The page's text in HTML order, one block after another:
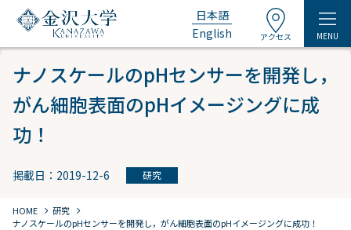
日本語
English
アクセス MENU
ナノスケールのpHセンサーを開発し，
がん細胞表面のpHイメージングに成
功！
掲載日：2019-12-6 研究
HOME chevron_right 研究 chevron_right
ナノスケールのpHセンサーを開発し，がん細胞表面のpHイメージングに成功！